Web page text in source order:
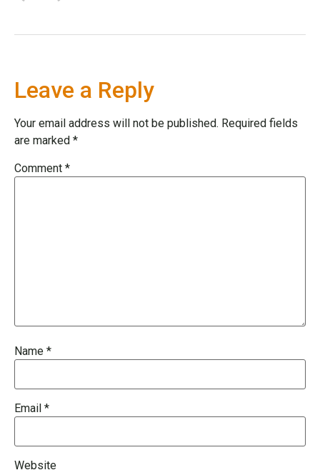
Leave a Reply
Your email address will not be published. Required fields
are marked *
Comment *
Name *
Email *
Website